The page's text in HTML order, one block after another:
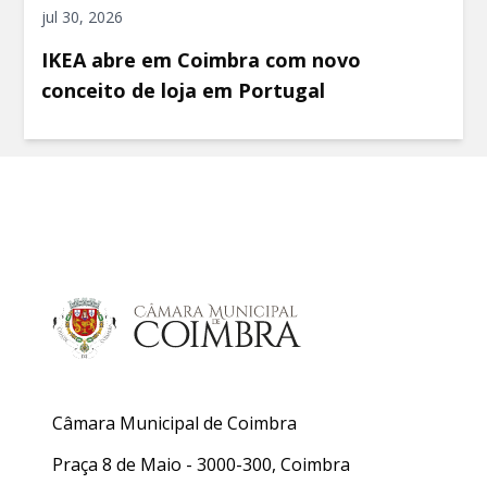
jul 30, 2026
IKEA abre em Coimbra com novo
conceito de loja em Portugal
Câmara Municipal de Coimbra
Praça 8 de Maio - 3000-300, Coimbra